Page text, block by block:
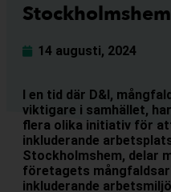
14 augusti, 2024
I en tid där D&I,
viktigare i samhället,
flera olika initiativ för
inkluderande
Stockholmshem, delar
företagets
inkluderande